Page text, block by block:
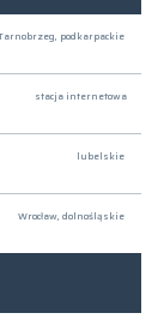
podkarpackie
stacja internetowa
lubelskie
Wrocław, dolnośląskie